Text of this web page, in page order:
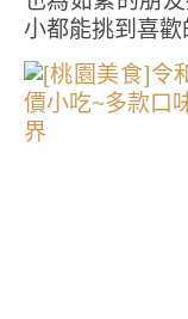
小都能挑到喜歡